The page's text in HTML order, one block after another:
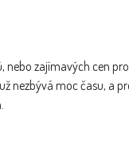
nebo zajímavých cen pro
nezbývá moc času, a